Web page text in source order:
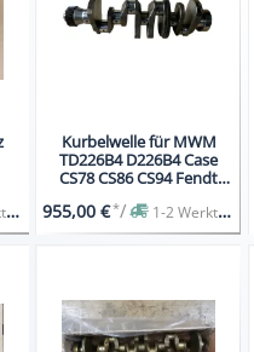
Kurbelwelle für MWM
TD226B4 D226B4 Case
CS78 CS86 CS94 Fendt
955,00 €*/ 1-2 Werktage